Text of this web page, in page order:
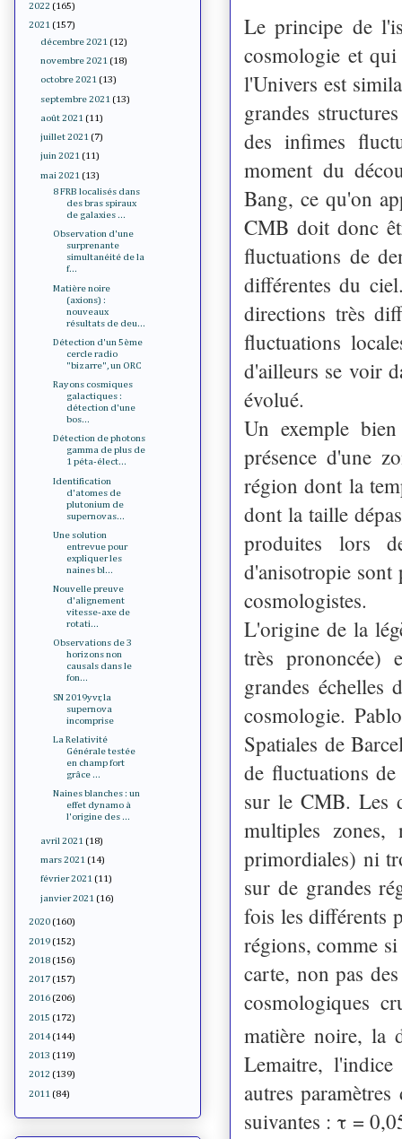
Le principe de
cosmologie et
l'Univers est
grandes
des infimes
moment du
Bang, ce qu'on
CMB doit donc
fluctuations de
différentes du
directions très
fluctuations
d'ailleurs se voir
évolué.
Un exemple
présence d'une
région dont la
dont la taille
produites lors
d'anisotropie sont
cosmologistes.
L'origine de la
très prononcée)
grandes échelles
cosmologie.
Spatiales de
de fluctuations
sur le CMB. Les
multiples
primordiales) ni
sur de grandes
fois les différents
régions, comme
carte, non pas
cosmologiques
matière noire, la
Lemaitre,
autres
suivantes : τ =
2022 (165)
2021 (157)
décembre 2021 (12)
novembre 2021 (18)
octobre 2021 (13)
septembre 2021 (13)
août 2021 (11)
juillet 2021 (7)
juin 2021 (11)
mai 2021 (13)
8 FRB localisés dans
des bras spiraux
de galaxies ...
Observation d'une
surprenante
simultanéité de la
f...
Matière noire
(axions) :
nouveaux
résultats de deu...
Détection d'un 5ème
cercle radio
"bizarre", un ORC
Rayons cosmiques
galactiques :
détection d'une
bos...
Détection de photons
gamma de plus de
1 péta-élect...
Identification
d'atomes de
plutonium de
supernovas...
Une solution
entrevue pour
expliquer les
naines bl...
Nouvelle preuve
d'alignement
vitesse-axe de
rotati...
Observations de 3
horizons non
causals dans le
fon...
SN 2019yvr, la
supernova
incomprise
La Relativité
Générale testée
en champ fort
grâce ...
Naines blanches : un
effet dynamo à
l'origine des ...
avril 2021 (18)
mars 2021 (14)
février 2021 (11)
janvier 2021 (16)
2020 (160)
2019 (152)
2018 (156)
2017 (157)
2016 (206)
2015 (172)
2014 (144)
2013 (119)
2012 (139)
2011 (84)